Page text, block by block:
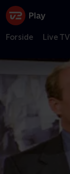
Forside Live TV